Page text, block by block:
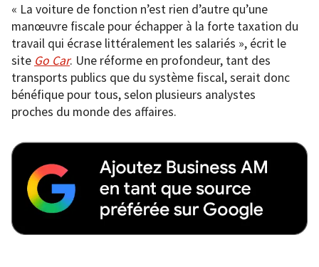
« La voiture de fonction n’est rien d’autre qu’une
manœuvre fiscale pour échapper à la forte taxation du
travail qui écrase littéralement les salariés », écrit le
site Go Car. Une réforme en profondeur, tant des
transports publics que du système fiscal, serait donc
bénéfique pour tous, selon plusieurs analystes
proches du monde des affaires.